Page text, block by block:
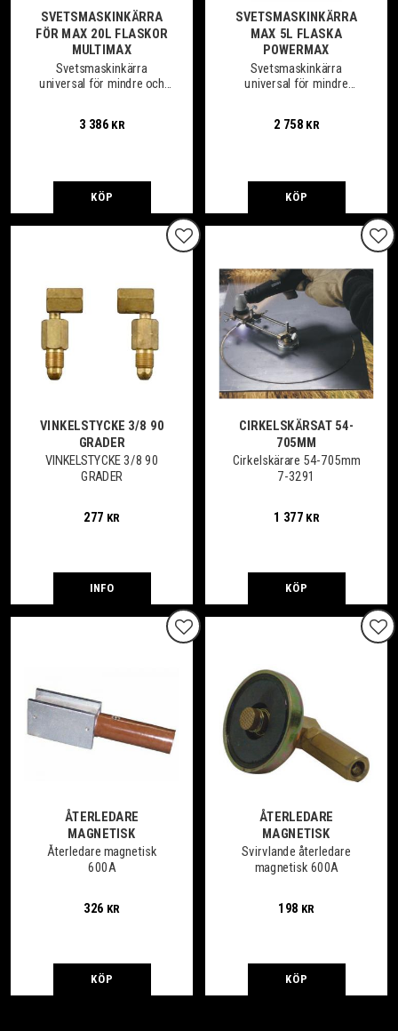
SVETSMASKINKÄRRA
FÖR MAX 20L FLASKOR
MULTIMAX
Svetsmaskinkärra
universal för mindre och
3 386KR
KÖP
SVETSMASKINKÄRRA
MAX 5L FLASKA
POWERMAX
Svetsmaskinkärra
universal för mindre
2 758KR
KÖP
VINKELSTYCKE 3/8 90
GRADER
VINKELSTYCKE 3/8 90
GRADER
277 KR
Lägg till i favoriter
INFO
CIRKELSKÄRSAT 54-
705MM
Cirkelskärare 54-705mm
7-3291
1 377KR
KÖP
ÅTERLEDARE
MAGNETISK
Återledare magnetisk
600A
326 KR
Lägg till i favoriter
KÖP
ÅTERLEDARE
MAGNETISK
Svirvlande återledare
magnetisk 600A
198 KR
KÖP